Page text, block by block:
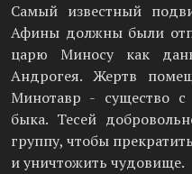
Самый известный
Афины должны были
царю Миносу как
Андрогея. Жертв
Минотавр - существо
быка. Тесей
группу, чтобы
и уничтожить чудовище.